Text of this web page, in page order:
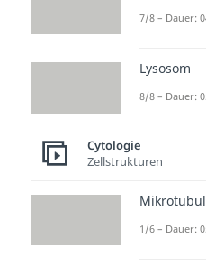
In der
Frage:
sterben
7/8 – Dauer:
Lysosom
8/8 – Dauer:
Cytologie
Zellstrukturen
1/6 – Dauer: